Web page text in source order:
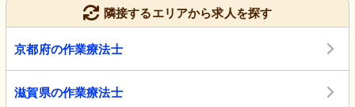
隣接するエリアから求人を探す
京都府の作業療法士
滋賀県の作業療法士